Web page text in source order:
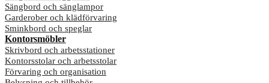
Sängbord och sänglampor
Garderober och klädförvaring
Sminkbord och speglar
Kontorsmöbler
Skrivbord och arbetsstationer
Kontorsstolar och arbetsstolar
Förvaring och organisation